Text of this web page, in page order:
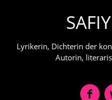
Lyrikerin, Dichterin der
Autorin,